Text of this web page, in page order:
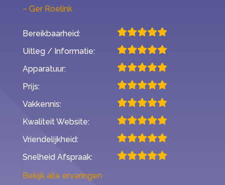
Ger Roelink
Bereikbaarheid:
Uitleg / Informatie:
Apparatuur:
Prijs:
Vakkennis:
Kwaliteit Website:
Vriendelijkheid:
Snelheid Afspraak:
Bekijk alle ervaringen